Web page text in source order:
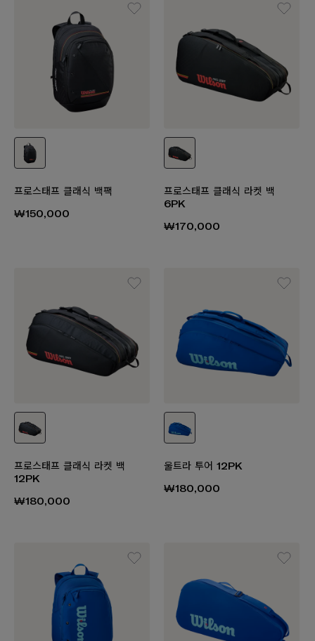
프로스태프 클래식 백팩
₩150,000
프로스태프 클래식 라켓 백
6PK
₩170,000
프로스태프 클래식 라켓 백
12PK
₩180,000
울트라 투어 12PK
₩180,000